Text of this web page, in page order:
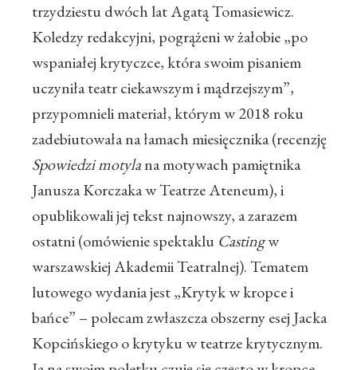
trzydziestu dwóch lat Agatą Tomasiewicz.
Koledzy redakcyjni, pogrążeni w żałobie „po
wspaniałej krytyczce, która swoim pisaniem
uczyniła teatr ciekawszym i mądrzejszym”,
przypomnieli materiał, którym w 2018 roku
zadebiutowała na łamach miesięcznika (recenzję
Spowiedzi motylana motywach pamiętnika
Janusza Korczaka w Teatrze Ateneum), i
opublikowali jej tekst najnowszy, a zarazem
ostatni (omówienie spektaklu Castingw
warszawskiej Akademii Teatralnej). Tematem
lutowego wydania jest „Krytyk w kropce i
bańce” – polecam zwłaszcza obszerny esej Jacka
Kopcińskiego o krytyku w teatrze krytycznym.